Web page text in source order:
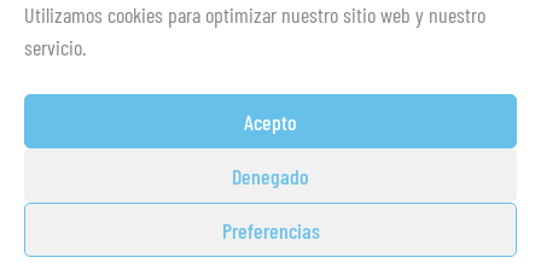
Utilizamos cookies para optimizar nuestro sitio web y nuestro
servicio.
Acepto
Denegado
Preferencias
¡¡Mucho ánimo siempre!
© Copyright 2014-2026 Academia
Guillem Brocal